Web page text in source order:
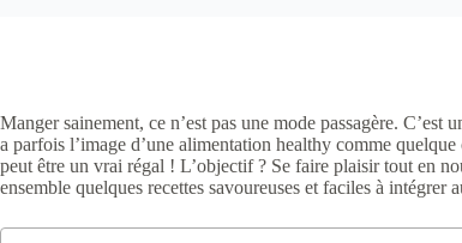
Manger sainement, ce n’est pas une mode passagère.
a parfois l’image d’une alimentation healthy comme
peut être un vrai régal ! L’objectif ? Se faire plaisir tout en
ensemble quelques recettes savoureuses et faciles à intégrer